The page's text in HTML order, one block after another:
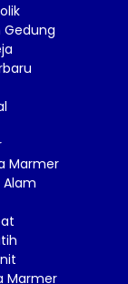
Gedung
Marmer
Alam
Marmer